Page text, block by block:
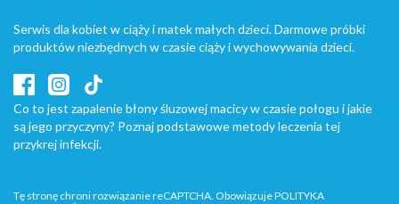
Serwis dla kobiet w ciąży i matek małych dzieci. Darmowe próbki
produktów niezbędnych w czasie ciąży i wychowywania dzieci.
Co to jest zapalenie błony śluzowej macicy w czasie połogu i jakie
są jego przyczyny? Poznaj podstawowe metody leczenia tej
przykrej infekcji.
Tę stronę chroni rozwiązanie reCAPTCHA. ObowiązujePOLITYKA